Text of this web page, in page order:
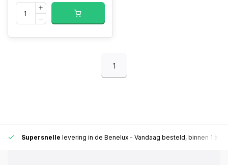
1
Supersnelle levering in de Benelux - Vandaag besteld, binnen 1 à 2